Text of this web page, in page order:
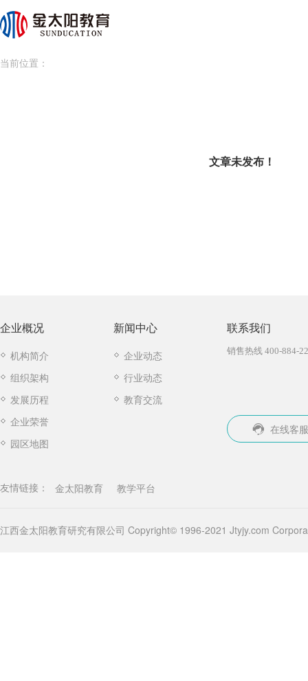
当前位置：
文章未发布！
企业概况
机构简介
组织架构
发展历程
企业荣誉
园区地图
新闻中心
企业动态
行业动态
教育交流
联系我们
销售热线 400-884-
在线客服
友情链接： 金太阳教育 教学平台
江西金太阳教育研究有限公司 Copyright© 1996-2021 Jtyjy.com